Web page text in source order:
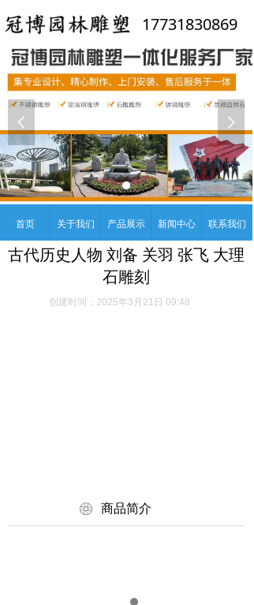
넳 넲
17731830869
古代历史人物 刘备 关羽 张飞 大理
石雕刻
商品简介
创建时间： 2025年3月21日 09:48
ꁵ
首页 关于我们 产品展示 新闻中心 联系我们